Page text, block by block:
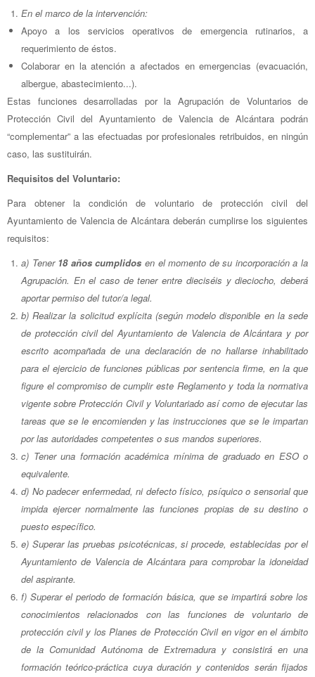
En el marco de la intervención:
Apoyo a los servicios operativos de emergencia rutinarios, a
requerimiento de éstos.
Colaborar en la atención a afectados en emergencias (evacuación,
albergue, abastecimiento...).
Estas funciones desarrolladas por la Agrupación de Voluntarios de
Protección Civil del Ayuntamiento de Valencia de Alcántara podrán
“complementar” a las efectuadas por profesionales retribuidos, en ningún
caso, las sustituirán.
Requisitos del Voluntario:
Para obtener la condición de voluntario de protección civil del
Ayuntamiento de Valencia de Alcántara deberán cumplirse los siguientes
requisitos:
a) Tener 18 años cumplidos en el momento de su incorporación a la
Agrupación. En el caso de tener entre dieciséis y dieciocho, deberá
aportar permiso del tutor/a legal.
b) Realizar la solicitud explícita (según modelo disponible en la sede
de protección civil del Ayuntamiento de Valencia de Alcántara y por
escrito acompañada de una declaración de no hallarse inhabilitado
para el ejercicio de funciones públicas por sentencia firme, en la que
figure el compromiso de cumplir este Reglamento y toda la normativa
vigente sobre Protección Civil y Voluntariado así como de ejecutar las
tareas que se le encomienden y las instrucciones que se le impartan
por las autoridades competentes o sus mandos superiores.
c) Tener una formación académica mínima de graduado en ESO o
equivalente.
d) No padecer enfermedad, ni defecto físico, psíquico o sensorial que
impida ejercer normalmente las funciones propias de su destino o
puesto específico.
e) Superar las pruebas psicotécnicas, si procede, establecidas por el
Ayuntamiento de Valencia de Alcántara para comprobar la idoneidad
del aspirante.
f) Superar el periodo de formación básica, que se impartirá sobre los
conocimientos relacionados con las funciones de voluntario de
protección civil y los Planes de Protección Civil en vigor en el ámbito
de la Comunidad Autónoma de Extremadura y consistirá en una
formación teórico-práctica cuya duración y contenidos serán fijados